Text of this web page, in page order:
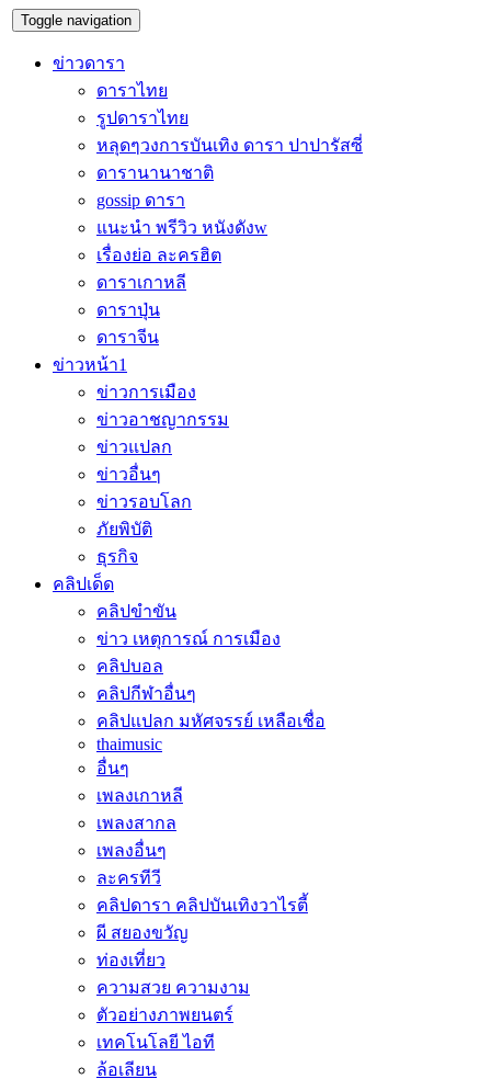
Toggle navigation
ข่าวดารา
ดาราไทย
รูปดาราไทย
หลุดๆวงการบันเทิง ดารา ปาปารัสซี่
ดารานานาชาติ
gossip ดารา
แนะนำ พรีวิว หนังดังw
เรื่องย่อ ละครฮิต
ดาราเกาหลี
ดาราปุ่น
ดาราจีน
ข่าวหน้า1
ข่าวการเมือง
ข่าวอาชญากรรม
ข่าวแปลก
ข่าวอื่นๆ
ข่าวรอบโลก
ภัยพิบัติ
ธุรกิจ
คลิปเด็ด
คลิปขำขัน
ข่าว เหตุการณ์ การเมือง
คลิปบอล
คลิปกีฬาอื่นๆ
คลิปแปลก มหัศจรรย์ เหลือเชื่อ
thaimusic
อื่นๆ
เพลงเกาหลี
เพลงสากล
เพลงอื่นๆ
ละครทีวี
คลิปดารา คลิปบันเทิงวาไรตี้
ผี สยองขวัญ
ท่องเที่ยว
ความสวย ความงาม
ตัวอย่างภาพยนตร์
เทคโนโลยี ไอที
ล้อเลียน